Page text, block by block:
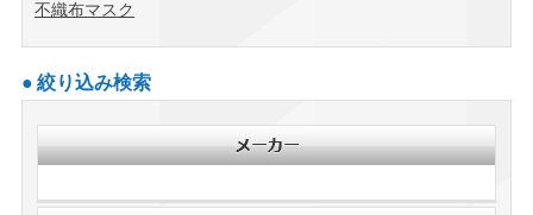
不織布マスク
絞り込み検索